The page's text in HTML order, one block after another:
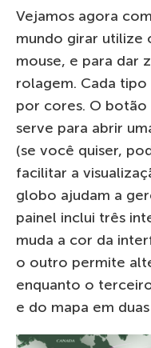
Vejamos agora
mundo girar utilize
mouse, e para dar
rolagem. Cada
por cores. O
serve para abrir
(se você quiser,
facilitar a
globo ajudam a
painel inclui três
muda a cor da
o outro permite
enquanto o
e do mapa em